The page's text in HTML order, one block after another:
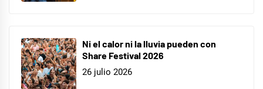
Ni el calor ni la lluvia pueden con
Share Festival 2026
26 julio 2026